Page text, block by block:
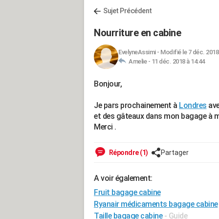
Sujet Précédent
Nourriture en cabine
EvelyneAssimi- Modifié le 7 déc. 2018
Amelie - 11 déc. 2018 à 14:44
Bonjour,
Je pars prochainement à Londres
et des gâteaux dans mon bagage à
Merci .
Répondre (1) Partager
A voir également:
Fruit bagage cabine
Ryanair médicaments bagage cabine
Taille bagage cabine - Guide